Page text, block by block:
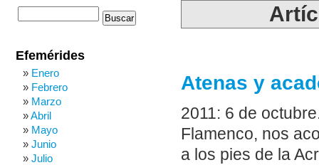
Atenas y
2011: 6 de
Flamenco, nos
a los pies de la
Efemérides
Enero
Febrero
Marzo
Abril
Mayo
Junio
Julio